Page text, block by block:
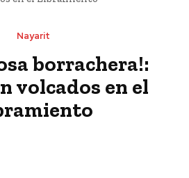
Nayarit
borrachera!:
volcados en el